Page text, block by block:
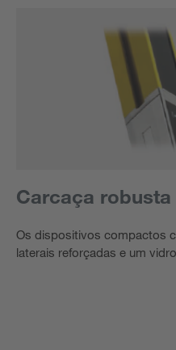
Carcaça robusta
Os dispositivos compactos
laterais reforçadas e um